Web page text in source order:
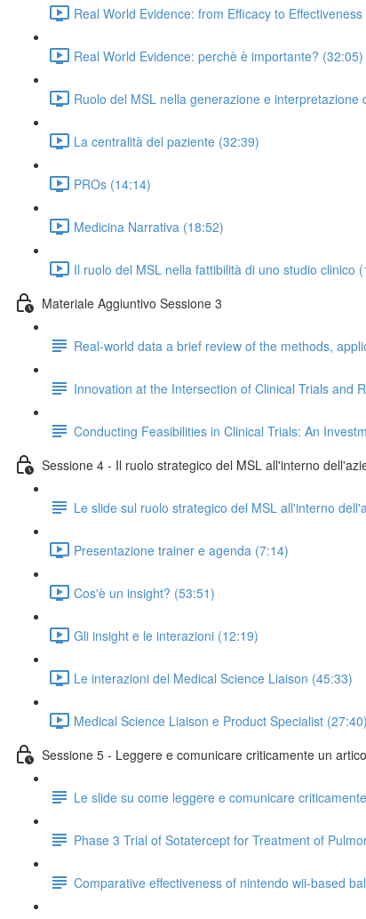
Real World Evidence: from Efficacy to
Real World Evidence: perchè è importante? (32:05)
Ruolo del MSL nella generazione e interpretazione
La centralità del paziente (32:39)
PROs (14:14)
Medicina Narrativa (18:52)
Il ruolo del MSL nella fattibilità di uno studio clinico
Materiale Aggiuntivo Sessione 3
Real-world data a brief review of the methods,
Innovation at the Intersection of Clinical Trials and
Conducting Feasibilities in Clinical Trials: An
Sessione 4 - Il ruolo strategico del MSL all'interno
Le slide sul ruolo strategico del MSL all'interno
Presentazione trainer e agenda (7:14)
Cos'è un insight? (53:51)
Gli insight e le interazioni (12:19)
Le interazioni del Medical Science Liaison (45:33)
Medical Science Liaison e Product Specialist (27:40)
Sessione 5 - Leggere e comunicare criticamente un
Le slide su come leggere e comunicare
Phase 3 Trial of Sotatercept for Treatment of
Comparative effectiveness of nintendo wii-based